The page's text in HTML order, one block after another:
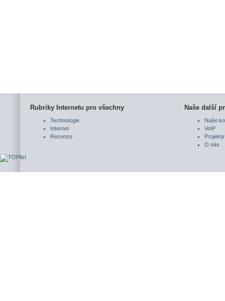
Rubriky Internetu pro všechny
Technologie
Internet
Recenze
Naše další
Naše
VoIP
Projekty
O nás